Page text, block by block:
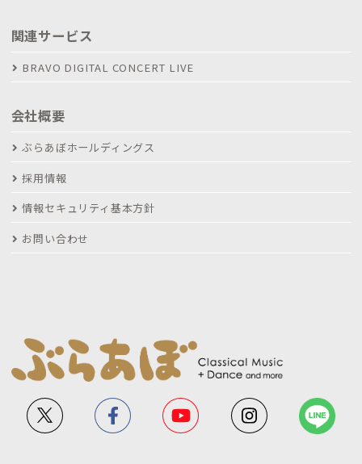
関連サービス
BRAVO DIGITAL CONCERT LIVE
会社概要
ぶらあぼホールディングス
採用情報
情報セキュリティ基本方針
お問い合わせ